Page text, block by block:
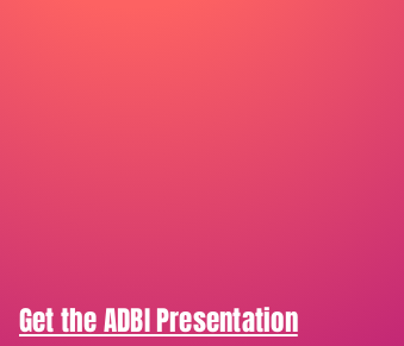
Get the ADBI Presentation